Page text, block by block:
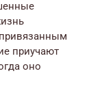
приучают
оно